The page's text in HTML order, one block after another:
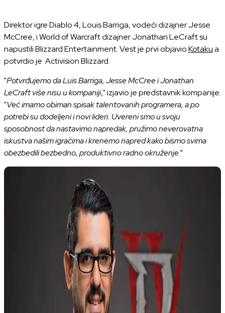
Direktor igre Diablo 4, Louis Barriga, vodeći dizajner Jesse
McCree, i World of Warcraft dizajner Jonathan LeCraft su
napustili Blizzard Entertainment. Vest je prvi objavioKotakua
potvrdio je Activision Blizzard.
"Potvrđujemo da Luis Barriga, Jesse McCree i Jonathan
LeCraft više nisu u kompaniji," izjavio je predstavnik kompanije.
"Već imamo obiman spisak talentovanih programera, a po
potrebi su dodeljeni i novi lideri. Uvereni smo u svoju
sposobnost da nastavimo napredak, pružimo neverovatna
iskustva našim igračima i krenemo napred kako bismo svima
obezbedili bezbedno, produktivno radno okruženje.”